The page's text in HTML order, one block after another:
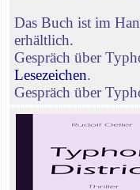
Das Buch ist im
erhältlich.
Gespräch über
Lesezeichen.
Gespräch über